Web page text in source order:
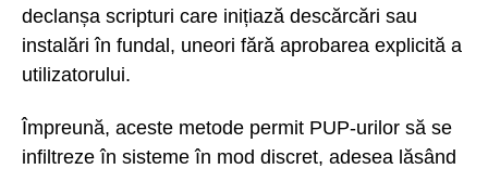
declanșa scripturi care inițiază descărcări sau
instalări în fundal, uneori fără aprobarea explicită a
utilizatorului.
Împreună, aceste metode permit PUP-urilor să se
infiltreze în sisteme în mod discret, adesea lăsând